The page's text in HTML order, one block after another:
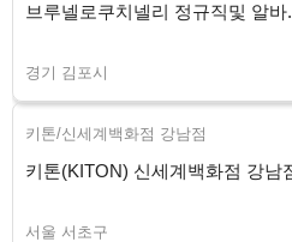
브루넬로쿠치넬리 정규직및 알
경기 김포시
키톤/신세계백화점 강남점
키톤(KITON) 신세계백화점 강남
서울 서초구